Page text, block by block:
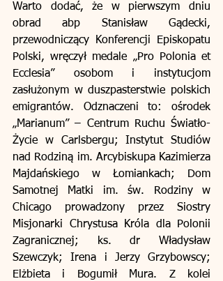
Warto dodać, że w pierwszym dniu
obrad abp Stanisław Gądecki,
przewodniczący Konferencji Episkopatu
Polski, wręczył medale „Pro Polonia et
Ecclesia” osobom i instytucjom
zasłużonym w duszpasterstwie polskich
emigrantów. Odznaczeni to: ośrodek
„Marianum” – Centrum Ruchu Światło-
Życie w Carlsbergu; Instytut Studiów
nad Rodziną im. Arcybiskupa Kazimierza
Majdańskiego w Łomiankach; Dom
Samotnej Matki im. św. Rodziny w
Chicago prowadzony przez Siostry
Misjonarki Chrystusa Króla dla Polonii
Zagranicznej; ks. dr Władysław
Szewczyk; Irena i Jerzy Grzybowscy;
Elżbieta i Bogumił Mura. Z kolei